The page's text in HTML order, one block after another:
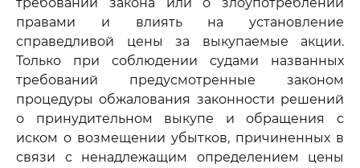
правами и влиять на установление
справедливой цены за выкупаемые акции.
Только при соблюдении судами названных
требований предусмотренные законом
процедуры обжалования законности решений
о принудительном выкупе и обращения с
иском о возмещении убытков, причиненных в
связи с ненадлежащим определением цены